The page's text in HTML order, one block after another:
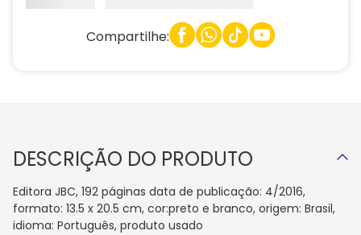
Compartilhe:
DESCRIÇÃO DO PRODUTO
Editora JBC, 192 páginas data de publicação: 4/2016,
formato: 13.5 x 20.5 cm, cor:preto e branco, origem: Brasil,
idioma: Português, produto usado